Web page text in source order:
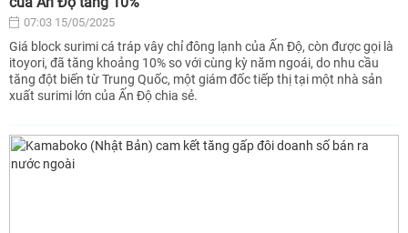
07:03 15/05/2025
Giá block surimi cá tráp vây chỉ đông lạnh của Ấn Độ, còn được gọi là
itoyori, đã tăng khoảng 10% so với cùng kỳ năm ngoái, do nhu cầu
tăng đột biến từ Trung Quốc, một giám đốc tiếp thị tại một nhà sản
xuất surimi lớn của Ấn Độ chia sẻ.